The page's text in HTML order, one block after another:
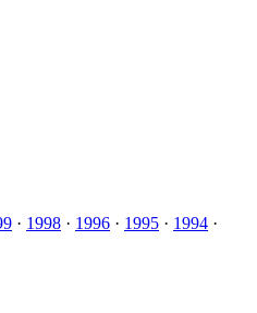
· 1998 · 1996 · 1995 · 1994 ·